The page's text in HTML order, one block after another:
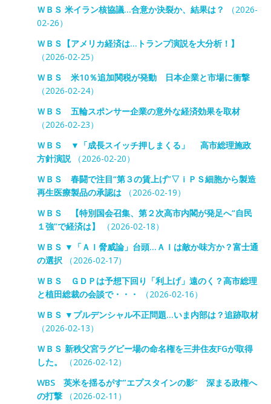
ＷＢＳ 米イラン核協議…合意か決裂か、結果は？
（2026-
02-26）
ＷＢＳ【アメリカ経済は…トランプ演説を大分析！】
（2026-02-25）
ＷＢＳ 米10％追加関税が発動 日本企業と市場に衝撃
（2026-02-24）
ＷＢＳ 五輪スポンサー企業の意外な経済効果を取材
（2026-02-23）
ＷＢＳ ▼「成長スイッチ押しまくる」 高市総理施政
方針演説（2026-02-20）
ＷＢＳ 春闘で注目“第３の賃上げ”▽ｉＰＳ細胞から製造
再生医療製品の承認は（2026-02-19）
ＷＢＳ 【特別国会召集、第２次高市内閣が発足へ“自民
１強”で経済は】
（2026-02-18）
ＷＢＳ ▼「ＡＩ脅威論」台頭…ＡＩは敵か味方か？富士通
の選択（2026-02-17）
ＷＢＳ ＧＤＰは予想下回り「利上げ」遠のく？高市総理
と植田総裁の会談で・・・
（2026-02-16）
ＷＢＳ ▼プルデンシャル不正問題…いま内部は？追跡取材
（2026-02-13）
ＷＢＳ 新秩父宮ラグビー場の命名権を三井住友FGが取得
した。
（2026-02-12）
WBS 英米を揺るがす”エプスタインの影” 深まる政権へ
の打撃（2026-02-11）